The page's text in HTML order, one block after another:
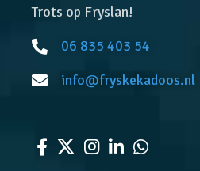
Trots op Fryslan!
06 835 403 54
info@fryskekadoos.nl